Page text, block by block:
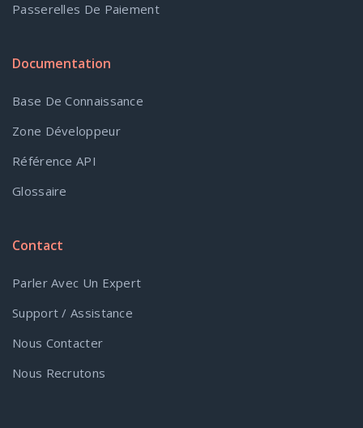
Passerelles De Paiement
Documentation
Base De Connaissance
Zone Développeur
Référence API
Glossaire
Contact
Parler Avec Un Expert
Support / Assistance
Nous Contacter
Nous Recrutons